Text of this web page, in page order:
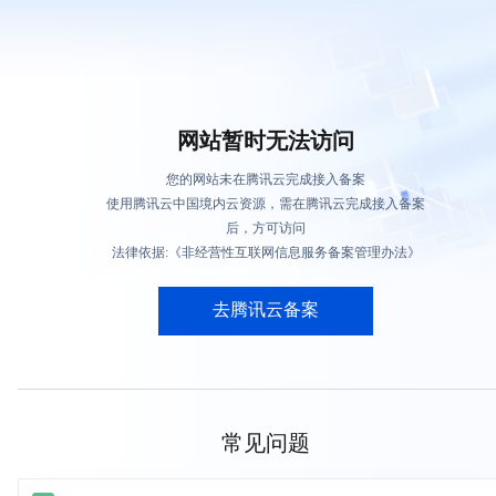
网站暂时无法访问
您的网站未在腾讯云完成接入备案
使用腾讯云中国境内云资源，需在腾讯云完成接入备案
后，方可访问
法律依据:《非经营性互联网信息服务备案管理办法》
去腾讯云备案
常见问题